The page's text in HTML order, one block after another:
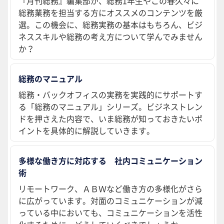
総務業務を担当する方にオススメのコンテンツを厳
選。この機会に、総務実務の基本はもちろん、ビジ
ネススキルや総務の考え方について学んでみません
か？
総務のマニュアル
総務・バックオフィスの実務を実践的にサポートす
る「総務のマニュアル」シリーズ。ビジネストレン
ドを押さえた内容で、いま総務が知っておきたいポ
イントを具体的に解説していきます。
多様な働き方に対応する 社内コミュニケーション
術
リモートワーク、ＡＢＷなど働き方の多様化がさら
に広がっています。対面のコミュニケーションが減
っている中においても、コミュニケーションを活性